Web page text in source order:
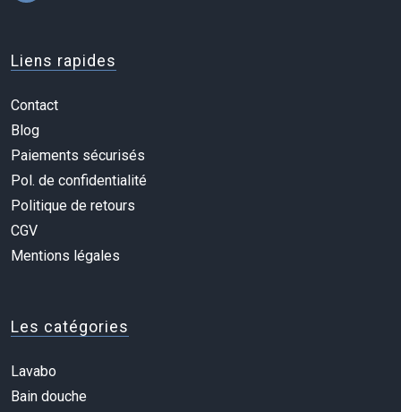
Liens rapides
Contact
Blog
Paiements sécurisés
Pol. de confidentialité
Politique de retours
CGV
Mentions légales
Les catégories
Lavabo
Bain douche